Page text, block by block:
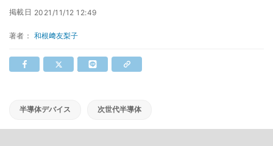
掲載日 2021/11/12 12:49
著者： 和根﨑友梨子
半導体デバイス 次世代半導体